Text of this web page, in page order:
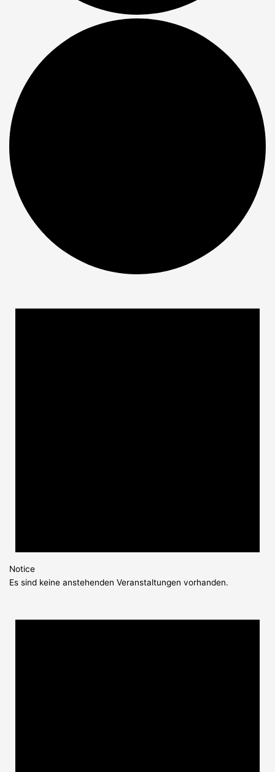
Notice
Es sind keine anstehenden Veranstaltungen vorhanden.